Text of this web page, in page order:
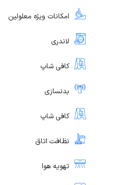
امکانات ویژه معلولین
لاندری
کافی شاپ
بدنسازی
کافی شاپ
نظافت اتاق
تهویه هوا